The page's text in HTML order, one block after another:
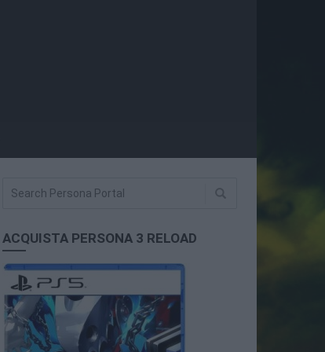
ACQUISTA PERSONA 3 RELOAD